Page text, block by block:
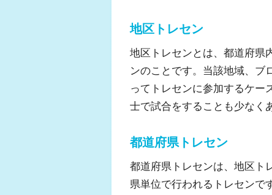
地区トレセン
地区トレセンとは、都道府県
ンのことです。当該地域、ブ
ってトレセンに参加するケー
士で試合をすることも少なく
都道府県トレセン
都道府県トレセンは、地区ト
県単位で行われるトレセンで